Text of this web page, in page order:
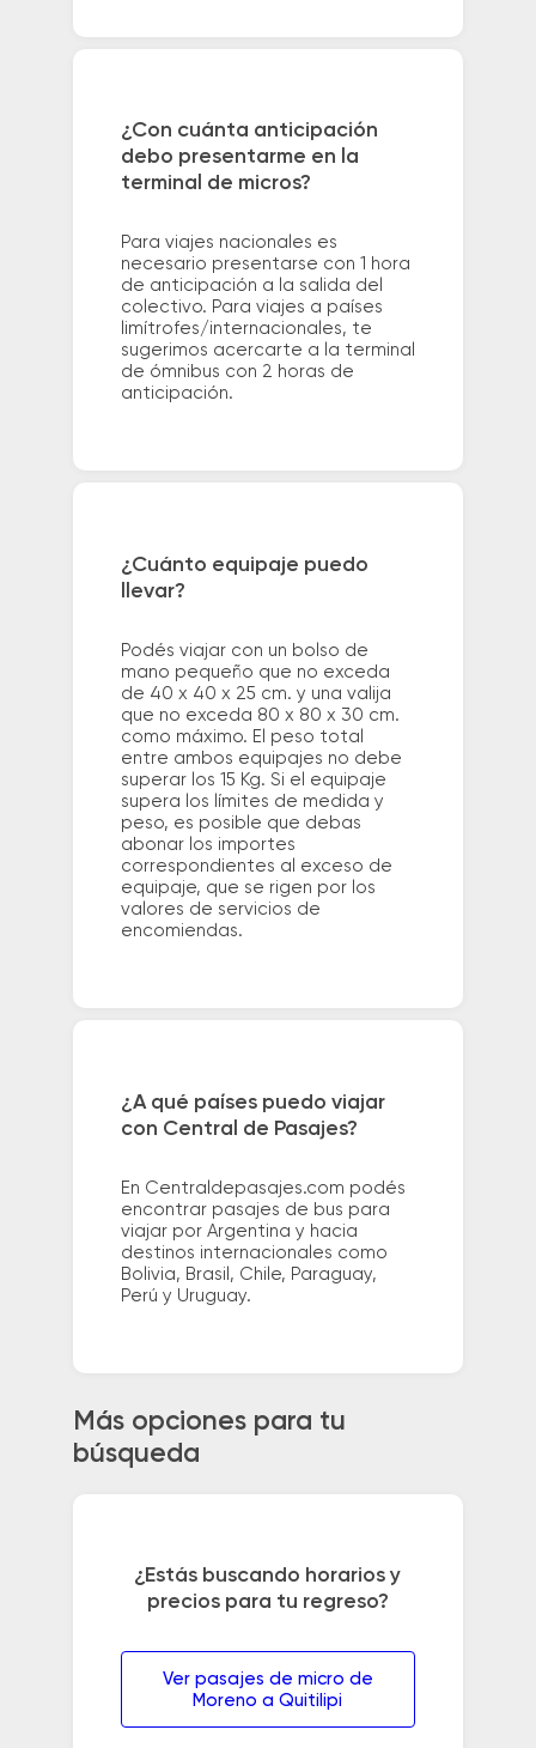
¿Con cuánta anticipación
debo presentarme en la
terminal de micros?
Para viajes nacionales es
necesario presentarse con 1 hora
de anticipación a la salida del
colectivo. Para viajes a países
limítrofes/internacionales, te
sugerimos acercarte a la terminal
de ómnibus con 2 horas de
anticipación.
¿Cuánto equipaje puedo
llevar?
Podés viajar con un bolso de
mano pequeño que no exceda
de 40 x 40 x 25 cm. y una valija
que no exceda 80 x 80 x 30 cm.
como máximo. El peso total
entre ambos equipajes no debe
superar los 15 Kg. Si el equipaje
supera los límites de medida y
peso, es posible que debas
abonar los importes
correspondientes al exceso de
equipaje, que se rigen por los
valores de servicios de
encomiendas.
¿A qué países puedo viajar
con Central de Pasajes?
En Centraldepasajes.com podés
encontrar pasajes de bus para
viajar por Argentina y hacia
destinos internacionales como
Bolivia, Brasil, Chile, Paraguay,
Perú y Uruguay.
Más opciones para tu
búsqueda
¿Estás buscando horarios y
precios para tu regreso?
Ver pasajes de micro de
Moreno a Quitilipi